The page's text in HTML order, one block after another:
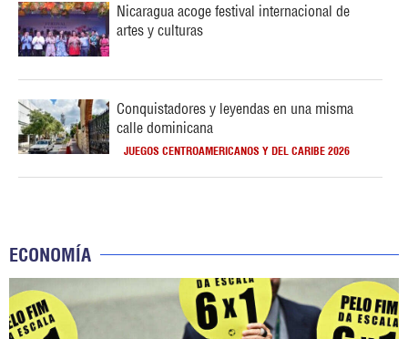
Nicaragua acoge festival internacional de
artes y culturas
Conquistadores y leyendas en una misma
calle dominicana
JUEGOS CENTROAMERICANOS Y DEL CARIBE 2026
ECONOMÍA